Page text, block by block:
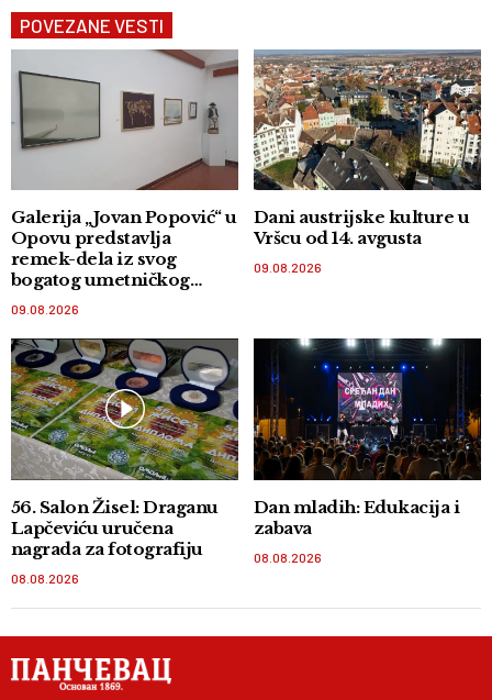
POVEZANE VESTI
Galerija „Jovan Popović“ u
Opovu predstavlja
remek-dela iz svog
bogatog umetničkog
fonda
09.08.2026
Dani austrijske kulture u
Vršcu od 14. avgusta
09.08.2026
56. Salon Žisel: Draganu
Lapčeviću uručena
nagrada za fotografiju
08.08.2026
Dan mladih: Edukacija i
zabava
08.08.2026